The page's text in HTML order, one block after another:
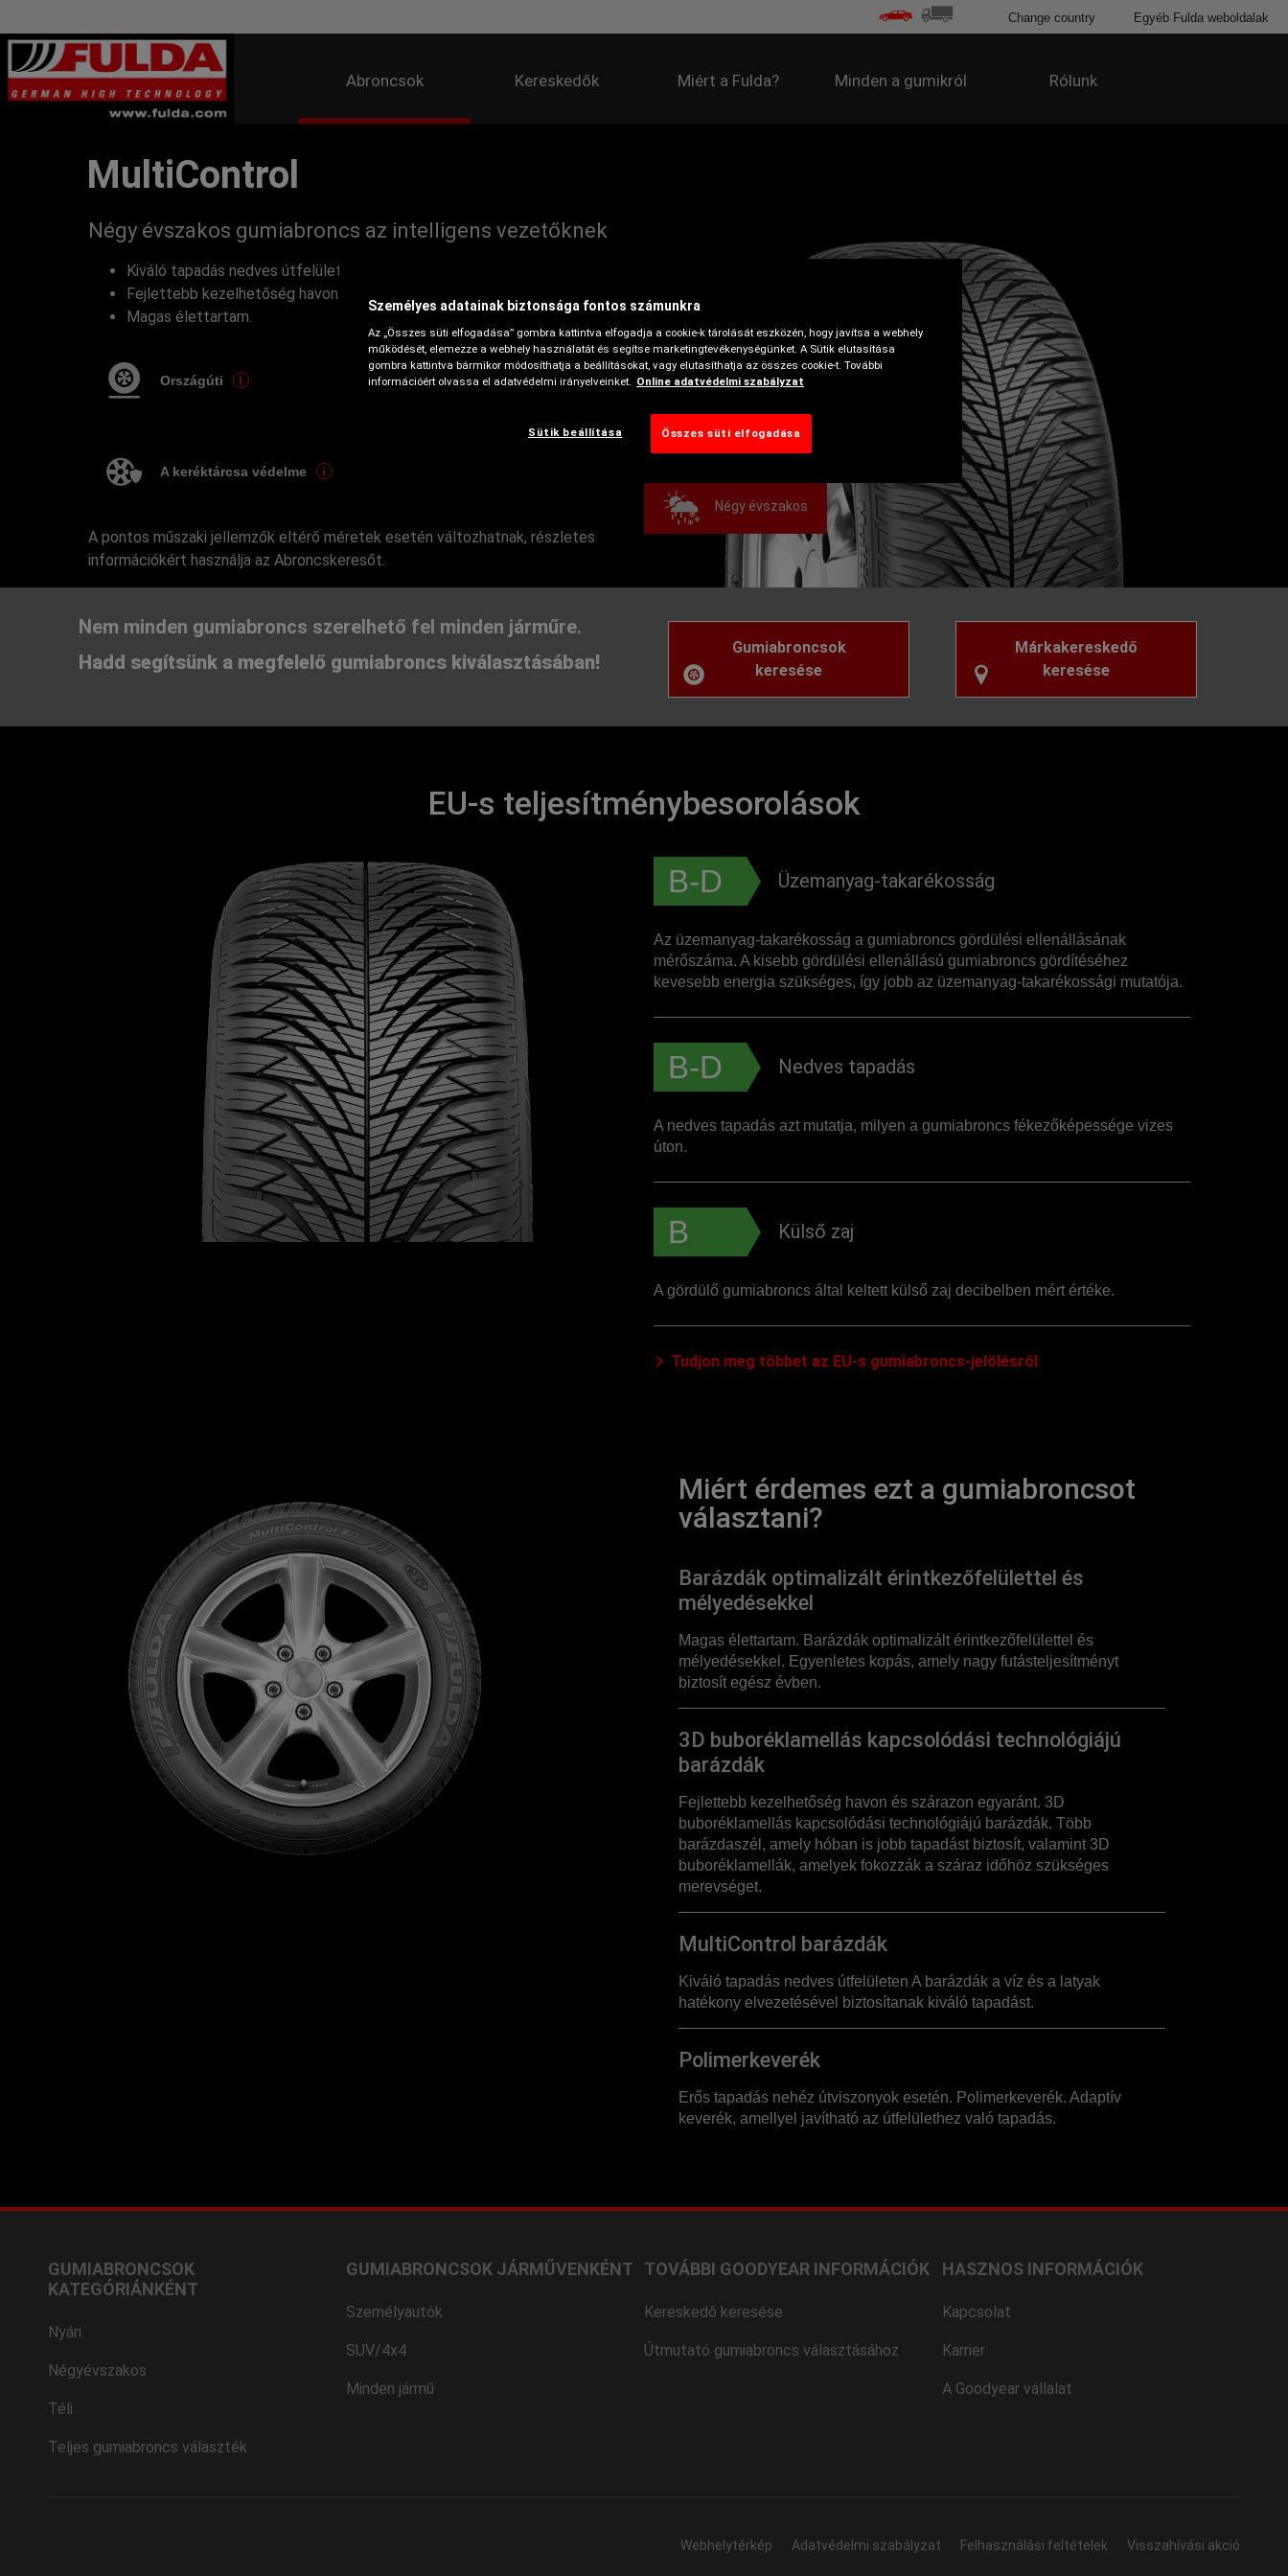
Abroncsok Kereskedők Miért a Fulda? Minden a gumikról Rólunk
Change country Egyéb Fulda weboldalak
MultiControl
Négy évszakos gumiabroncs az intelligens vezetőknek
Kiváló tapadás nedves útfelületen.
Fejlettebb kezelhetőség havon és szárazon egyaránt.
Magas élettartam.
Országúti Havas tapadás
A keréktárcsa védelme
A pontos műszaki jellemzők eltérő méretek esetén változhatnak, részletes
információkért használja az Abroncskeresőt.
Négy évszakos
Nem minden gumiabroncs szerelhető fel minden járműre.
Hadd segítsünk a megfelelő gumiabroncs kiválasztásában!
Gumiabroncsok
keresése
Márkakereskedő
keresése
EU-s teljesítménybesorolások
B-D Üzemanyag-takarékosság
Az üzemanyag-takarékosság a gumiabroncs gördülési ellenállásának
mérőszáma. A kisebb gördülési ellenállású gumiabroncs gördítéséhez
kevesebb energia szükséges, így jobb az üzemanyag-takarékossági mutatója.
B-D Nedves tapadás
A nedves tapadás azt mutatja, milyen a gumiabroncs fékezőképessége vizes
úton.
B Külső zaj
A gördülő gumiabroncs által keltett külső zaj decibelben mért értéke.
Tudjon meg többet az EU-s gumiabroncs-jelölésről
Miért érdemes ezt a gumiabroncsot
választani?
Barázdák optimalizált érintkezőfelülettel és
mélyedésekkel
Magas élettartam. Barázdák optimalizált érintkezőfelülettel és
mélyedésekkel. Egyenletes kopás, amely nagy futásteljesítményt
biztosít egész évben.
3D buboréklamellás kapcsolódási technológiájú
barázdák
Fejlettebb kezelhetőség havon és szárazon egyaránt. 3D
buboréklamellás kapcsolódási technológiájú barázdák. Több
barázdaszél, amely hóban is jobb tapadást biztosít, valamint 3D
buboréklamellák, amelyek fokozzák a száraz időhöz szükséges
merevséget.
MultiControl barázdák
Kiváló tapadás nedves útfelületen A barázdák a víz és a latyak
hatékony elvezetésével biztosítanak kiváló tapadást.
Polimerkeverék
Erős tapadás nehéz útviszonyok esetén. Polimerkeverék. Adaptív
keverék, amellyel javítható az útfelülethez való tapadás.
GUMIABRONCSOK
KATEGÓRIÁNKÉNT
Nyári
Négyévszakos
Téli
Teljes gumiabroncs választék
GUMIABRONCSOK JÁRMŰVENKÉNT
Személyautók
SUV/4x4
Minden jármű
TOVÁBBI GOODYEAR INFORMÁCIÓK
Kereskedő keresése
Útmutató gumiabroncs választásához
HASZNOS INFORMÁCIÓK
Kapcsolat
Karrier
A Goodyear vállalat
Webhelytérkép Adatvédelmi szabályzat Felhasználási feltételek Visszahívási akció
Személyes adatainak biztonsága fontos számunkra
Az „Összes süti elfogadása” gombra kattintva elfogadja a cookie-k tárolását eszközén, hogy javítsa a webhely
működését, elemezze a webhely használatát és segítse marketingtevékenységünket. A Sütik elutasítása
gombra kattintva bármikor módosíthatja a beállításokat, vagy elutasíthatja az összes cookie-t. További
információért olvassa el adatvédelmi irányelveinket.
Online adatvédelmi szabályzat
Sütik beállítása Összes süti elfogadása